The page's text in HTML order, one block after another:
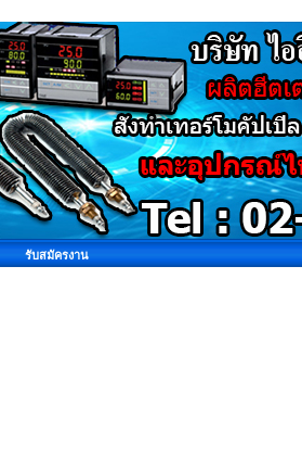
รับสมัครงาน